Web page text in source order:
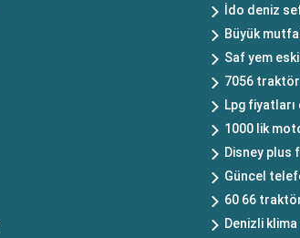
İdo deniz
Büyük
Saf yem
7056
Lpg fiyatları
1000 lik
Disney plus
Güncel
60 66
Denizli